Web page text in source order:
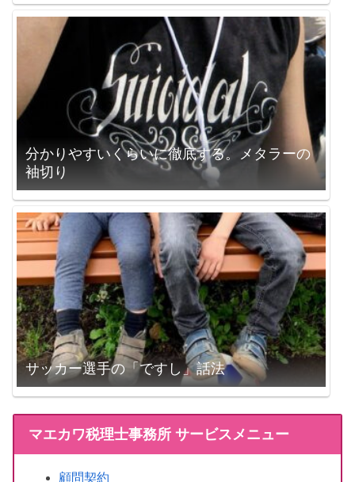
分かりやすいくらいに徹底する。メタラーの
袖切り
サッカー選手の「ですし」話法
マエカワ税理士事務所 サービスメニュー
顧問契約